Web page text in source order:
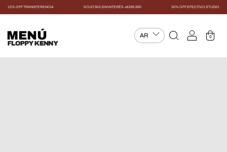
15% OFF TRANSFERENCIA 9 CUOTAS SIN INTERÉS +$299.990 30% OFF EFECTIVO STUDIO
MENÚ 0